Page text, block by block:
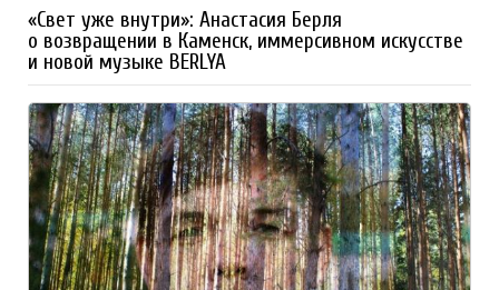
«Свет уже внутри»: Анастасия Берля
о возвращении в Каменск, иммерсивном искусстве
и новой музыке BERLYA